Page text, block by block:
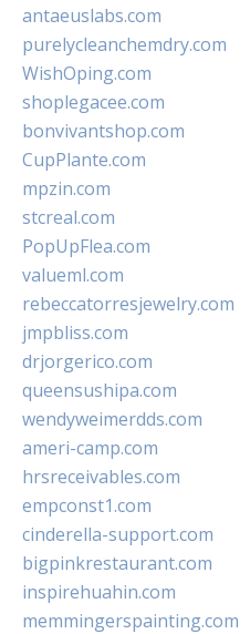
antaeuslabs.com
purelycleanchemdry.com
WishOping.com
shoplegacee.com
bonvivantshop.com
CupPlante.com
mpzin.com
stcreal.com
PopUpFlea.com
valueml.com
rebeccatorresjewelry.com
jmpbliss.com
drjorgerico.com
queensushipa.com
wendyweimerdds.com
ameri-camp.com
hrsreceivables.com
empconst1.com
cinderella-support.com
bigpinkrestaurant.com
inspirehuahin.com
memmingerspainting.com